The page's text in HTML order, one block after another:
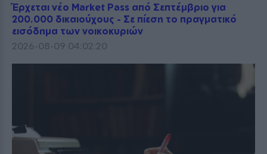
Έρχεται νέο Market Pass από Σεπτέμβριο για
200.000 δικαιούχους - Σε πίεση το πραγματικό
εισόδημα των νοικοκυριών
2026-08-09 04:02:20